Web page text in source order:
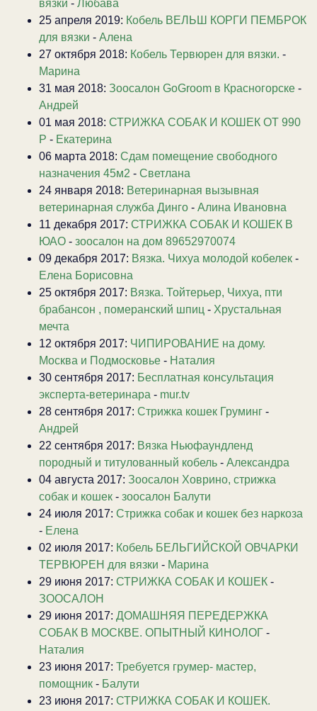
вязки - Любава
25 апреля 2019: Кобель ВЕЛЬШ КОРГИ ПЕМБРОК
для вязки - Алена
27 октября 2018: Кобель Тервюрен для вязки. -
Марина
31 мая 2018: Зоосалон GoGroom в Красногорске -
Андрей
01 мая 2018: СТРИЖКА СОБАК И КОШЕК ОТ 990
Р - Екатерина
06 марта 2018: Сдам помещение свободного
назначения 45м2 - Светлана
24 января 2018: Ветеринарная вызывная
ветеринарная служба Динго - Алина Ивановна
11 декабря 2017: СТРИЖКА СОБАК И КОШЕК В
ЮАО - зоосалон на дом 89652970074
09 декабря 2017: Вязка. Чихуа молодой кобелек -
Елена Борисовна
25 октября 2017: Вязка. Тойтерьер, Чихуа, пти
брабансон , померанский шпиц - Хрустальная
мечта
12 октября 2017: ЧИПИРОВАНИЕ на дому.
Москва и Подмосковье - Наталия
30 сентября 2017: Бесплатная консультация
эксперта-ветеринара - mur.tv
28 сентября 2017: Стрижка кошек Груминг -
Андрей
22 сентября 2017: Вязка Ньюфаундленд
породный и титулованный кобель - Александра
04 августа 2017: Зоосалон Ховрино, стрижка
собак и кошек - зоосалон Балути
24 июля 2017: Стрижка собак и кошек без наркоза
- Елена
02 июля 2017: Кобель БЕЛЬГИЙСКОЙ ОВЧАРКИ
ТЕРВЮРЕН для вязки - Марина
29 июня 2017: СТРИЖКА СОБАК И КОШЕК -
ЗООСАЛОН
29 июня 2017: ДОМАШНЯЯ ПЕРЕДЕРЖКА
СОБАК В МОСКВЕ. ОПЫТНЫЙ КИНОЛОГ -
Наталия
23 июня 2017: Требуется грумер- мастер,
помощник - Балути
23 июня 2017: СТРИЖКА СОБАК И КОШЕК.